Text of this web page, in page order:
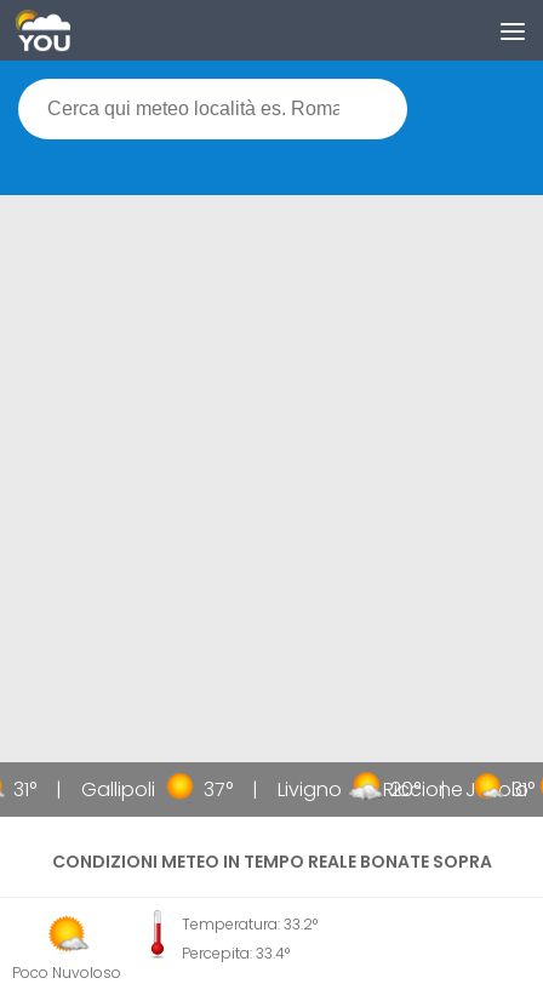
31° Gallipoli 37° Livigno 20° Jesolo
Riccione 31°
CONDIZIONI METEO IN TEMPO REALE BONATE SOPRA
Poco Nuvoloso
Temperatura: 33.2°
Percepita: 33.4°